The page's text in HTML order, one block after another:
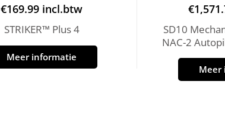
€169.99 incl.btw
STRIKER™ Plus 4
Meer informatie
€
SD10
NAC-2
Meer